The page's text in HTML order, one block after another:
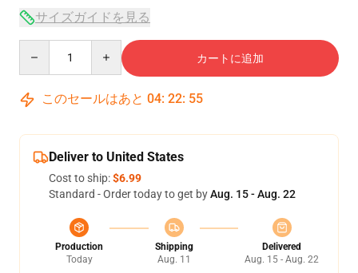
サイズガイドを見る
カートに追加
このセールはあと 04: 22: 54
Deliver to United States
Cost to ship:$6.99
Standard - Order today to get byAug. 15 - Aug. 22
Production
Today
Shipping
Aug. 11
Delivered
Aug. 15 - Aug. 22